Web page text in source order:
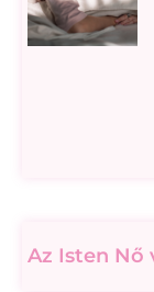
Az Isten Nő